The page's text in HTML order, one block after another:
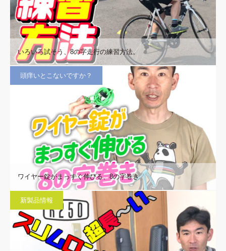
いろいろ試そう、8の字走行の練習方法。
頭痒いとこないですか？
ワイヤー錠がまっすぐ伸びる、8の字巻き
新製品情報